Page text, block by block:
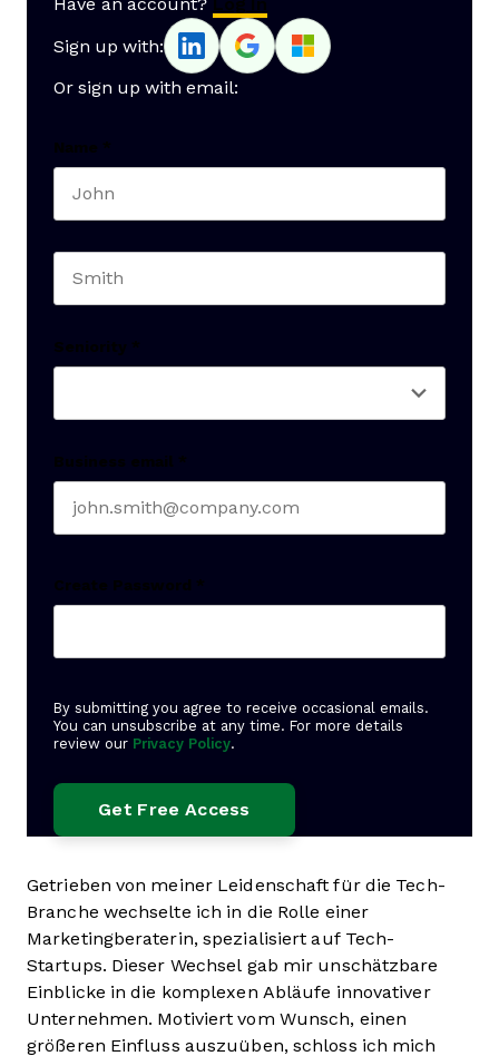
Have an account? Log In
Sign up with:
Or sign up with email:
Name *
Seniority *
Business email *
Create Password *
By submitting you agree to receive occasional emails.
You can unsubscribe at any time. For more details
review our Privacy Policy.
Getrieben von meiner Leidenschaft für die Tech-
Branche wechselte ich in die Rolle einer
Marketingberaterin, spezialisiert auf Tech-
Startups. Dieser Wechsel gab mir unschätzbare
Einblicke in die komplexen Abläufe innovativer
Unternehmen. Motiviert vom Wunsch, einen
größeren Einfluss auszuüben, schloss ich mich